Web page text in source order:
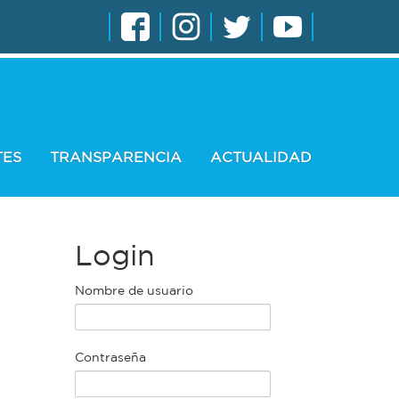
TRANSPARENCIA ACTUALIDAD
Login
Nombre de usuario
Contraseña